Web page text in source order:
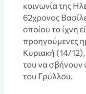
κοινωνία της
62χρονος
οποίου τα ίχνη
προηγούμενες
Κυριακή (14/12),
του να σβήνουν
του Γρύλλου.